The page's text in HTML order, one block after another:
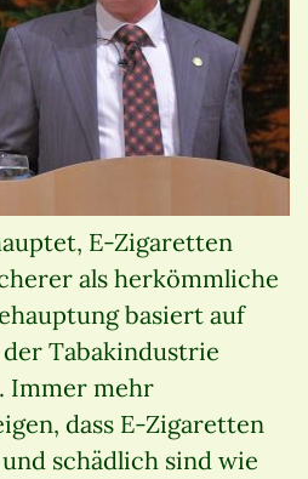
E-Zigaretten
als herkömmliche
basiert auf
Tabakindustrie
Immer mehr
dass E-Zigaretten
schädlich sind wie